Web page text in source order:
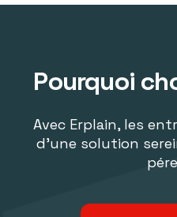
Pourquoi
Avec Erplain, les
d'une solution